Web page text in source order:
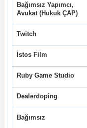
Bağımsız Yapımcı,
Avukat (Hukuk ÇAP)
Twitch
İstos Film
Ruby Game Studio
Dealerdoping
Bağımsız